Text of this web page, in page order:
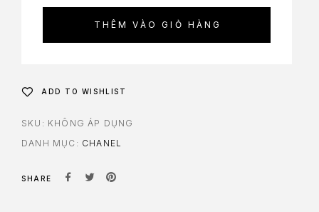
THÊM VÀO GIỎ HÀNG
ADD TO WISHLIST
SKU: KHÔNG ÁP DỤNG
DANH MỤC: CHANEL
SHARE